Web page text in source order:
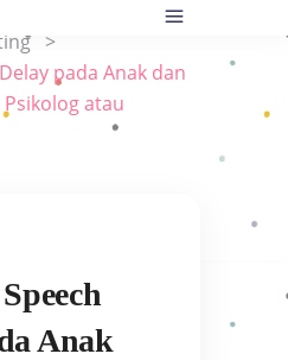
>
pada Anak dan
atau
Anak